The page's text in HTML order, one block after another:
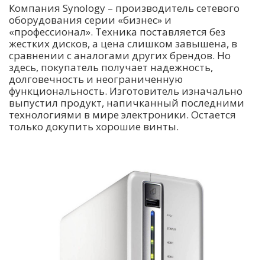
Компания Synology – производитель сетевого
оборудования серии «бизнес» и
«профессионал». Техника поставляется без
жестких дисков, а цена слишком завышена, в
сравнении с аналогами других брендов. Но
здесь, покупатель получает надежность,
долговечность и неограниченную
функциональность. Изготовитель изначально
выпустил продукт, напичканный последними
технологиями в мире электроники. Остается
только докупить хорошие винты.